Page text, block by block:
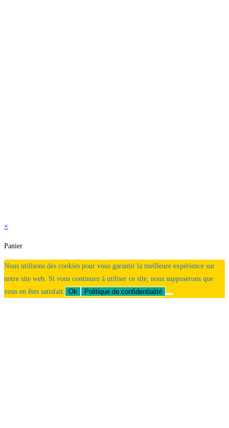
×
Panier
Nous utilisons des cookies pour vous garantir la meilleure expérience sur
notre site web. Si vous continuez à utiliser ce site, nous supposerons que
vous en êtes satisfait.
Ok Politique de confidentialité